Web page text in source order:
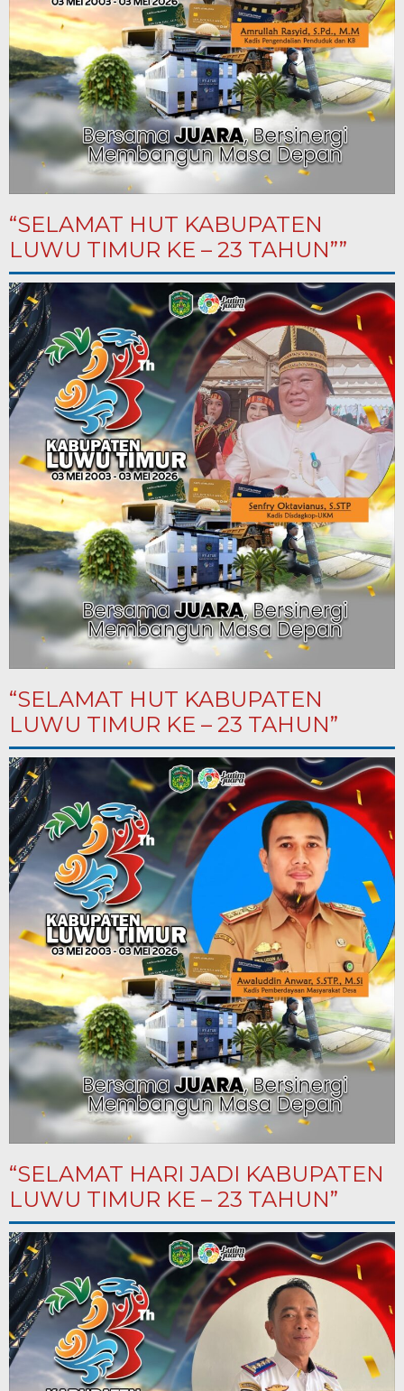
“SELAMAT HUT KABUPATEN
LUWU TIMUR KE – 23 TAHUN””
“SELAMAT HUT KABUPATEN
LUWU TIMUR KE – 23 TAHUN”
“SELAMAT HARI JADI KABUPATEN
LUWU TIMUR KE – 23 TAHUN”